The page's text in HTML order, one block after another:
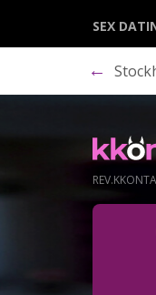
SEX
←